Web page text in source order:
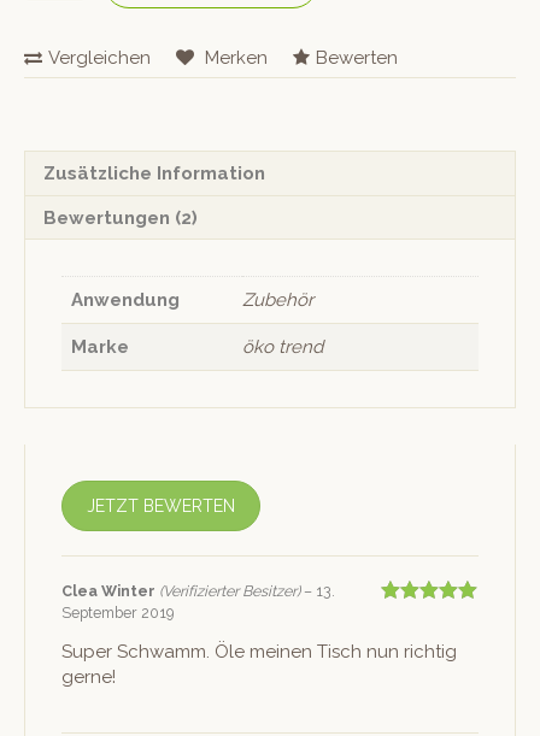
Vergleichen Merken Bewerten
Zusätzliche Information
Bewertungen (2)
Anwendung Zubehör
Marke öko trend
JETZT BEWERTEN
Clea Win­ter (Verifizierter Besitzer) – 13.
September 2019
Super Schwamm. Öle meinen Tisch nun richtig
gerne!